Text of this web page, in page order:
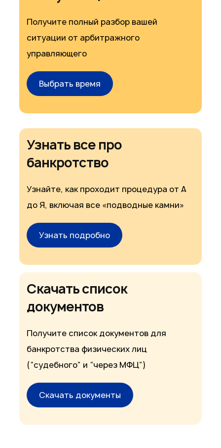
Получите полный разбор вашей
ситуации от арбитражного
управляющего
Выбрать время
Узнать все про
банкротство
Узнайте, как проходит процедура от А
до Я, включая все «подводные камни»
Узнать подробно
Скачать список
документов
Получите список документов для
банкротства физических лиц
(“судебного” и “через МФЦ”)
Скачать документы